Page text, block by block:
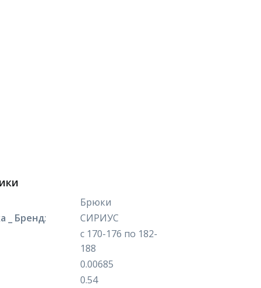
Брюки
_ Бренд:
СИРИУС
с 170-176 по 182-
188
0.00685
0.54